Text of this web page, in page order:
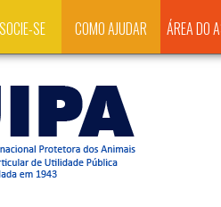
SE COMO AJUDAR ÁREA DO